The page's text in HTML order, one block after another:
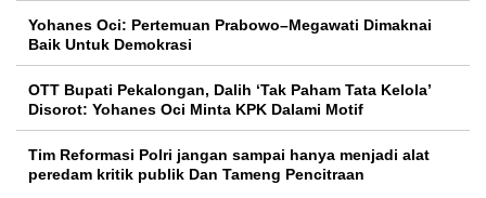
Yohanes Oci: Pertemuan Prabowo–Megawati Dimaknai
Baik Untuk Demokrasi
OTT Bupati Pekalongan, Dalih ‘Tak Paham Tata Kelola’
Disorot: Yohanes Oci Minta KPK Dalami Motif
Tim Reformasi Polri jangan sampai hanya menjadi alat
peredam kritik publik Dan Tameng Pencitraan